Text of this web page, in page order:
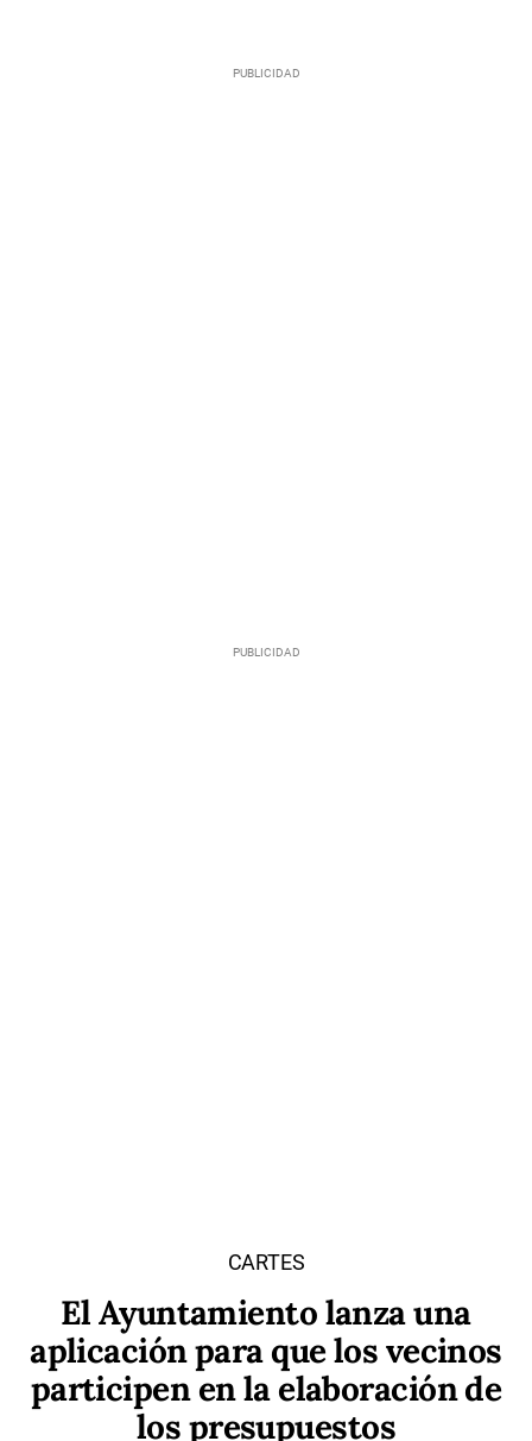
CARTES
El Ayuntamiento lanza una
aplicación para que los vecinos
participen en la elaboración de
los presupuestos